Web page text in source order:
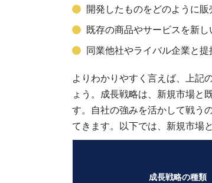
開発したものをどのように販
既存の商品やサービスを新し
同業他社やライバル企業と提
よりわかりやすく言えば、上記
ょう。成長戦略は、新規市場と
す。自社の強みを活かして戦う
てきます。以下では、新規市場
成長戦略の種類